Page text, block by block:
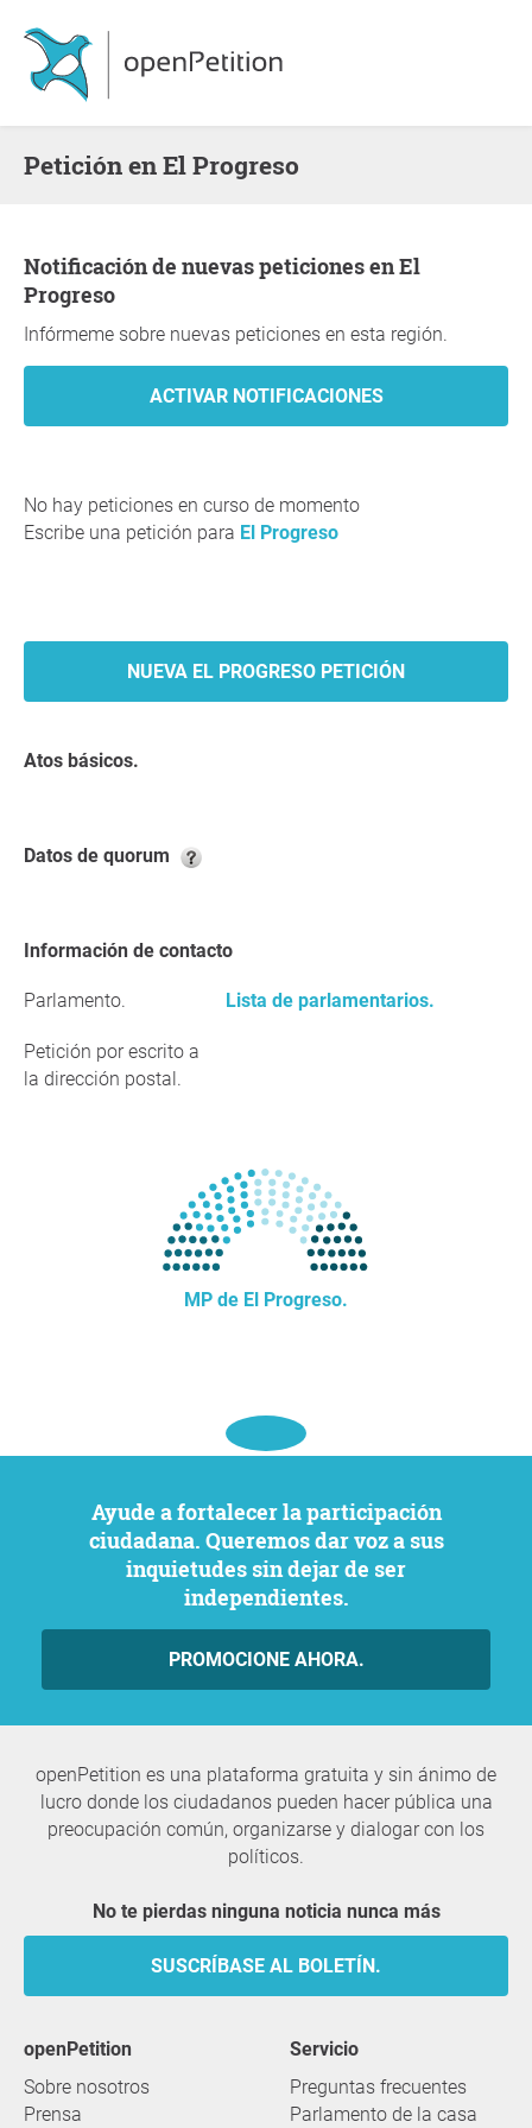
Petición en El Progreso
Notificación de nuevas peticiones en El
Progreso
Infórmeme sobre nuevas peticiones en esta región.
No hay peticiones en curso de momento
Escribe una petición para El Progreso
NUEVA EL PROGRESO PETICIÓN
Atos básicos.
Datos de quorum
Información de contacto
Parlamento. Lista de parlamentarios.
Petición por escrito a
la dirección postal.
MP de El Progreso.
Ayude a fortalecer la participación
ciudadana. Queremos dar voz a sus
inquietudes sin dejar de ser
independientes.
PROMOCIONE AHORA.
openPetition es una plataforma gratuita y sin ánimo de
lucro donde los ciudadanos pueden hacer pública una
preocupación común, organizarse y dialogar con los
políticos.
No te pierdas ninguna noticia nunca más
SUSCRÍBASE AL BOLETÍN.
openPetition
Sobre nosotros
Prensa
servicio
Preguntas frecuentes
Parlamento de la casa